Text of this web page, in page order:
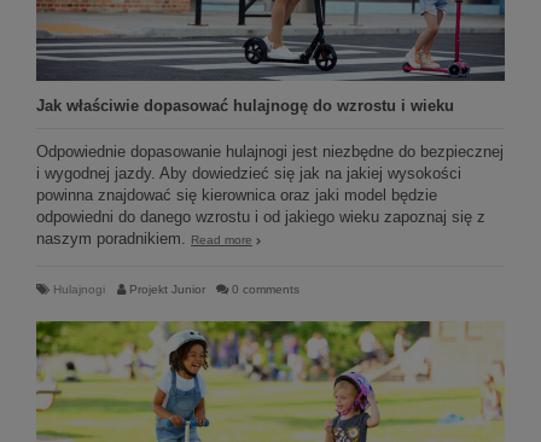
Jak właściwie dopasować hulajnogę do wzrostu i wieku
Odpowiednie dopasowanie hulajnogi jest niezbędne do bezpiecznej
i wygodnej jazdy. Aby dowiedzieć się jak na jakiej wysokości
powinna znajdować się kierownica oraz jaki model będzie
odpowiedni do danego wzrostu i od jakiego wieku zapoznaj się z
naszym poradnikiem. Read more
Hulajnogi Projekt Junior 0 comments